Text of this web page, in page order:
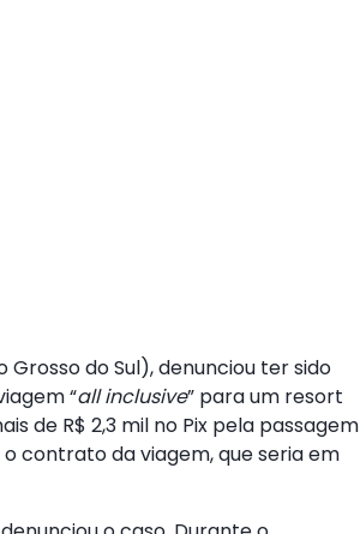
do Sul), denunciou ter sido
“all inclusive” para um resort
de R$ 2,3 mil no Pix pela passagem
contrato da viagem, que seria em